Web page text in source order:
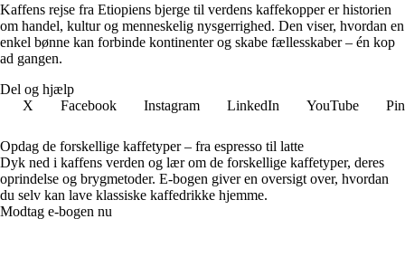
Kaffens rejse fra Etiopiens bjerge til verdens kaffekopper er historien
om handel, kultur og menneskelig nysgerrighed. Den viser, hvordan en
enkel bønne kan forbinde kontinenter og skabe fællesskaber – én kop
ad gangen.
Del og hjælp
X
Facebook Instagram LinkedIn YouTube
Opdag de forskellige kaffetyper – fra espresso til latte
Dyk ned i kaffens verden og lær om de forskellige kaffetyper, deres
oprindelse og brygmetoder. E-bogen giver en oversigt over, hvordan
du selv kan lave klassiske kaffedrikke hjemme.
Modtag e-bogen nu